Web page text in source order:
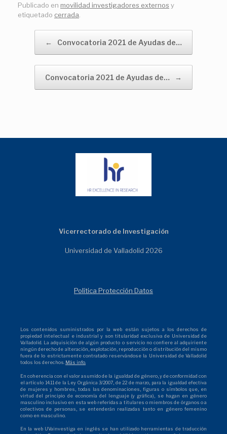
Publicado en movilidad investigadores externos y
etiquetado cerrada
← Convocatoria 2021 de Ayudas de…
Convocatoria 2021 de Ayudas de… →
Vicerrectorado de Investigación
Universidad de Valladolid 2026
Política Protección Datos
Los contenidos suministrados por la web están sujetos a los derechos de
propiedad intelectual e industrial y son titularidad exclusiva de Universidad de
Valladolid. La adquisición de algún producto o servicio no confiere al adquiriente
ningún derecho de alteración, explotación, reproducción o distribución del mismo
fuera de lo estrictamente contratado reservándose la Universidad de Valladolid
todos los derechos. Más info.
En coherencia con el valor asumido de la igualdad de género, y de conformidad con
el artículo 14.11 de la Ley Orgánica 3/2007, de 22 de marzo, para la igualdad efectiva
de mujeres y hombres, todas las denominaciones, figuras o símbolos que, en
virtud del principio de economía del lenguaje (y gráfica), se hagan en género
masculino inclusivo en esta web referidas a titulares o miembros de órganos o a
colectivos de personas, se entenderán realizadas tanto en género femenino
como en masculino.
En la web UVainvestiga en inglés se han utilizado herramientas de traducción